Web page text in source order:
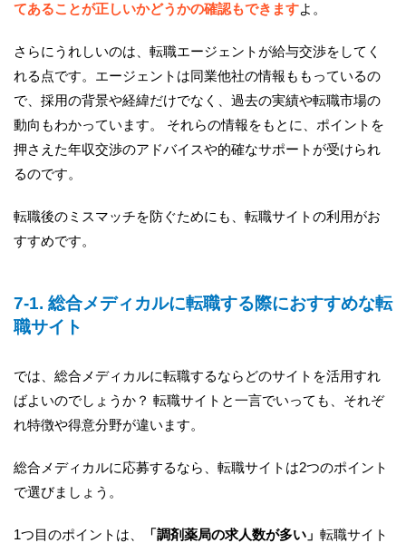
てあることが正しいかどうかの確認もできますよ。
さらにうれしいのは、転職エージェントが給与交渉をしてく
れる点です。エージェントは同業他社の情報ももっているの
で、採用の背景や経緯だけでなく、過去の実績や転職市場の
動向もわかっています。 それらの情報をもとに、ポイントを
押さえた年収交渉のアドバイスや的確なサポートが受けられ
るのです。
転職後のミスマッチを防ぐためにも、転職サイトの利用がお
すすめです。
7-1. 総合メディカルに転職する際におすすめな転
職サイト
では、総合メディカルに転職するならどのサイトを活用すれ
ばよいのでしょうか？ 転職サイトと一言でいっても、それぞ
れ特徴や得意分野が違います。
総合メディカルに応募するなら、転職サイトは2つのポイント
で選びましょう。
1つ目のポイントは、 「調剤薬局の求人数が多い」 転職サイト